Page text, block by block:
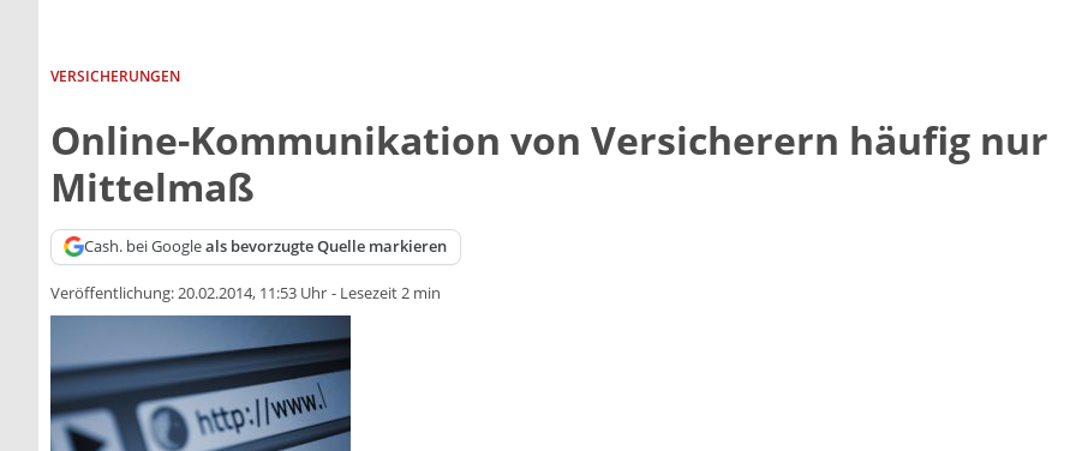
VERSICHERUNGEN
Online-Kommunikation von Versicherern häufig nur
Mittelmaß
Cash. bei Googleals bevorzugte Quelle markieren
Veröffentlichung:20.02.2014, 11:53 Uhr - Lesezeit 2 min